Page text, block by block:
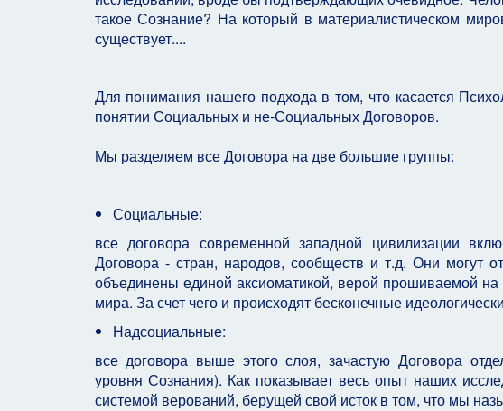
такое Сознание? На который в материалистическом
существует....
Для понимания нашего подхода в том, что касается
понятии Социальных и не-Социальных Договоров.
Мы разделяем все Договора на две большие группы:
Социальные:
все договора современной западной цивилизации
Договора - стран, народов, сообществ и т.д. Они могут
объединены единой аксиоматикой, верой прошиваемой
мира. За счет чего и происходят бесконечные
Надсоциальные:
все договора выше этого слоя, зачастую Договора
уровня Сознания). Как показывает весь опыт наших
системой верований, берущей свой исток в том, что мы